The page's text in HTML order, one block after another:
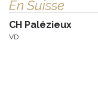
En Suisse
CH Palézieux
VD